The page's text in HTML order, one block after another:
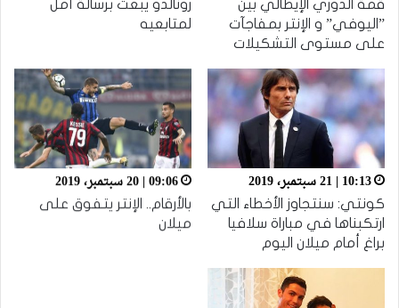
قمة الدوري الإيطالي بين
”اليوفي” و الإنتر بمفاجآت
على مستوى التشكيلات
رونالدو يبعث برسالة أمل
لمتابعيه
10:13 | 21 سبتمبر، 2019
كونتي: سنتجاوز الأخطاء التي
ارتكبناها في مباراة سلافيا
براغ أمام ميلان اليوم
09:06 | 20 سبتمبر، 2019
بالأرقام.. الإنتر يتفوق على
ميلان